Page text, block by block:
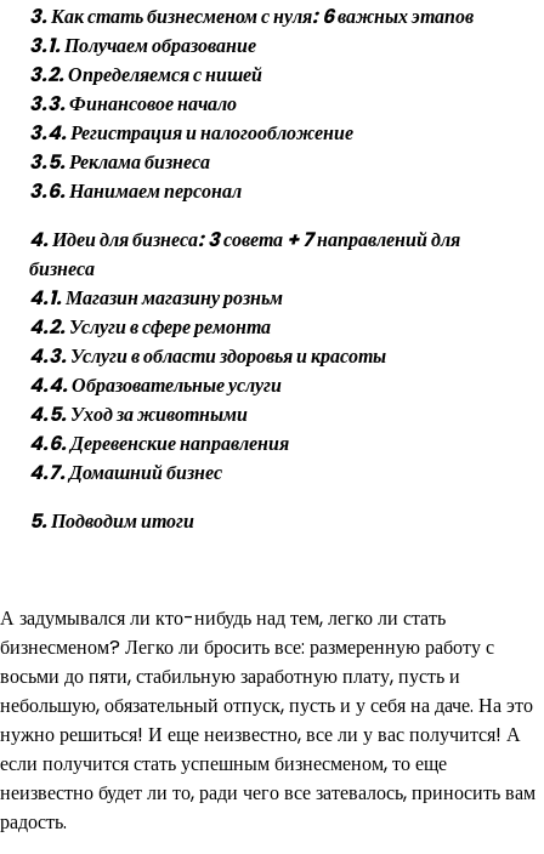
3. Как стать бизнесменом с нуля: 6 важных этапов
3.1. Получаем образование
3.2. Определяемся с нишей
3.3. Финансовое начало
3.4. Регистрация и налогообложение
3.5. Реклама бизнеса
3.6. Нанимаем персонал
4. Идеи для бизнеса: 3 совета + 7 направлений для
бизнеса
4.1. Магазин магазину розньм
4.2. Услуги в сфере ремонта
4.3. Услуги в области здоровья и красоты
4.4. Образовательные услуги
4.5. Уход за животными
4.6. Деревенские направления
4.7. Домашний бизнес
5. Подводим итоги
А задумывался ли кто-нибудь над тем, легко ли стать
бизнесменом? Легко ли бросить все: размеренную работу с
восьми до пяти, стабильную заработную плату, пусть и
небольшую, обязательный отпуск, пусть и у себя на даче. На это
нужно решиться! И еще неизвестно, все ли у вас получится! А
если получится стать успешным бизнесменом, то еще
неизвестно будет ли то, ради чего все затевалось, приносить вам
радость.